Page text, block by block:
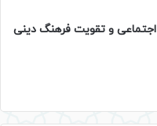
و تقویت فرهنگ دینی